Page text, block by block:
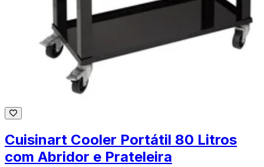
Cuisinart Cooler Portátil 80 Litros
com Abridor e Prateleira